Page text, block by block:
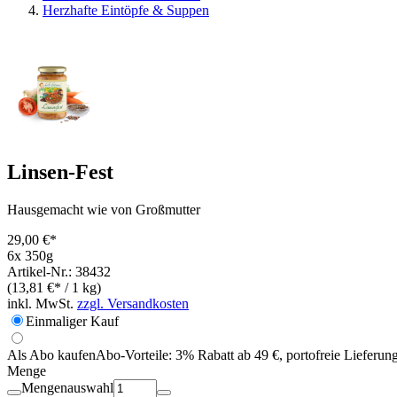
Herzhafte Eintöpfe & Suppen
Linsen-Fest
Hausgemacht wie von Großmutter
29,00 €*
6x 350g
Artikel-Nr.: 38432
(13,81 €* / 1 kg)
inkl. MwSt. zzgl. Versandkosten
Einmaliger Kauf
Als Abo kaufenAbo-Vorteile: 3% Rabatt ab 49 €, portofreie
Menge
Mengenauswahl